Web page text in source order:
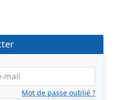
mail
Mot de passe oublié ?